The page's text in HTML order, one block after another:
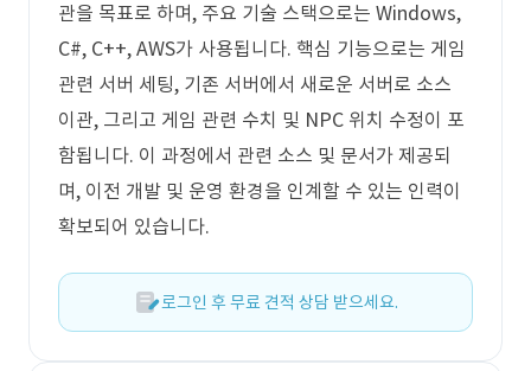
관을 목표로 하며, 주요 기술 스택으로는 Windows,
C#, C++, AWS가 사용됩니다. 핵심 기능으로는 게임
관련 서버 세팅, 기존 서버에서 새로운 서버로 소스
이관, 그리고 게임 관련 수치 및 NPC 위치 수정이 포
함됩니다. 이 과정에서 관련 소스 및 문서가 제공되
며, 이전 개발 및 운영 환경을 인계할 수 있는 인력이
확보되어 있습니다.
로그인 후 무료 견적 상담 받으세요.